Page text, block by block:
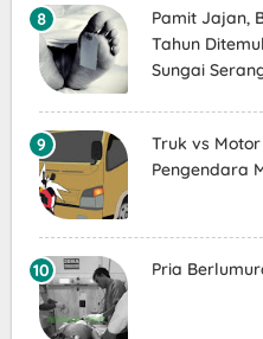
Pamit Jajan,
Tahun
Sungai
Truk vs
Pengendara
Pria